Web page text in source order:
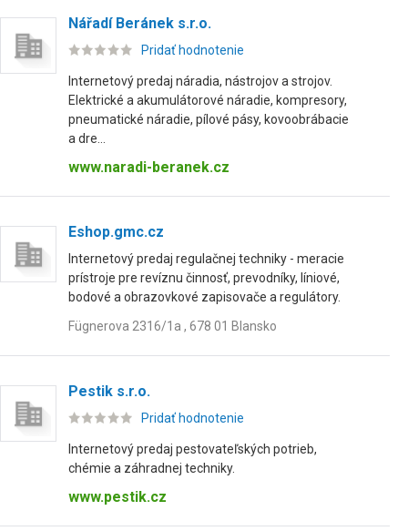
Nářadí Beránek s.r.o.
Pridať hodnotenie
Internetový predaj náradia, nástrojov a strojov.
Elektrické a akumulátorové náradie, kompresory,
pneumatické náradie, pílové pásy, kovoobrábacie
a dre...
www.naradi-beranek.cz
Eshop.gmc.cz
Internetový predaj regulačnej techniky - meracie
prístroje pre revíznu činnosť, prevodníky, líniové,
bodové a obrazovkové zapisovače a regulátory.
Fügnerova 2316/1a , 678 01 Blansko
Pestik s.r.o.
Pridať hodnotenie
Internetový predaj pestovateľských potrieb,
chémie a záhradnej techniky.
www.pestik.cz